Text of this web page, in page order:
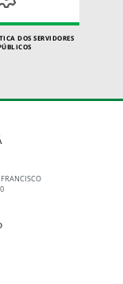
DOS SERVIDORES